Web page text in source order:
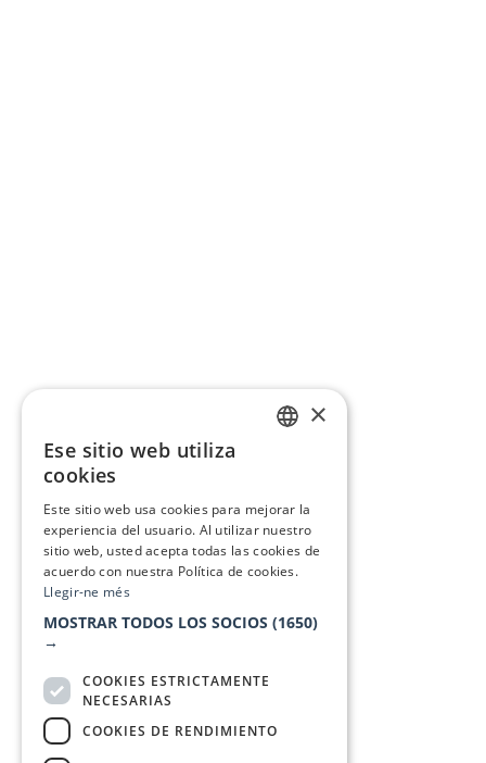
×
Ese sitio web utiliza
cookies
Este sitio web usa cookies para mejorar la
experiencia del usuario. Al utilizar nuestro
sitio web, usted acepta todas las cookies de
acuerdo con nuestra Política de cookies.
Llegir-ne més
MOSTRAR TODOS LOS SOCIOS (1650)
→
COOKIES ESTRICTAMENTE
NECESARIAS
COOKIES DE RENDIMIENTO